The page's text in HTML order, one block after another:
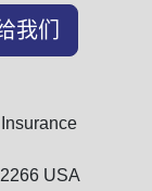
我们
USA